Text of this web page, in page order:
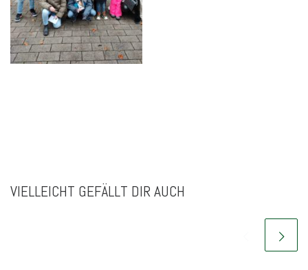
VIELLEICHT GEFÄLLT DIR AUCH